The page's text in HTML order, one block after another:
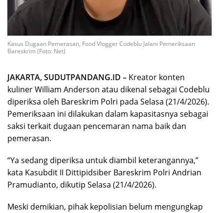
Kasus Dugaan Pemerasan, Food Vlogger Codeblu Jalani Pemeriksaan
Bareskrim (Foto: Net)
JAKARTA, SUDUTPANDANG.ID – Kreator konten
kuliner William Anderson atau dikenal sebagai Codeblu
diperiksa oleh Bareskrim Polri pada Selasa (21/4/2026).
Pemeriksaan ini dilakukan dalam kapasitasnya sebagai
saksi terkait dugaan pencemaran nama baik dan
pemerasan.
“Ya sedang diperiksa untuk diambil keterangannya,”
kata Kasubdit II Dittipidsiber Bareskrim Polri Andrian
Pramudianto, dikutip Selasa (21/4/2026).
Meski demikian, pihak kepolisian belum mengungkap